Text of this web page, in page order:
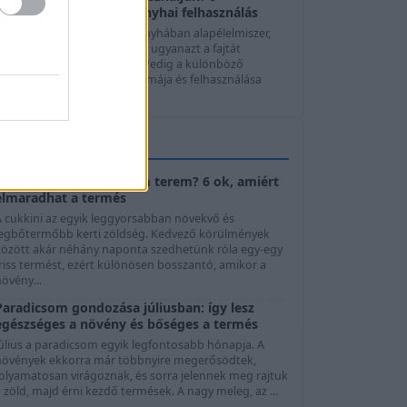
ízek és konyhai felhasználás
A hagyma szinte minden konyhában alapélelmiszer,
mégis sokan automatikusan ugyanazt a fajtát
használják minden ételhez. Pedig a különböző
íze, állaga, aromája és felhasználása
Cukkini virágzik, de nem terem? 6 ok, amiért
a termés
cukkini az egyik leggyorsabban növekvő és
kerti zöldség. Kedvező körülmények
akár néhány naponta szedhetünk róla egy-egy
termést, ezért különösen bosszantó, amikor a
gondozása júliusban: így lesz
a növény és bőséges a termés
a paradicsom egyik legfontosabb hónapja. A
ekkorra már többnyire megerősödtek,
virágoznak, és sorra jelennek meg rajtuk
zöld, majd érni kezdő termések. A nagy meleg, az ...